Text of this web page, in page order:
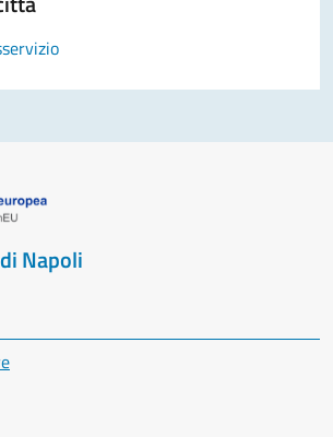
Napoli